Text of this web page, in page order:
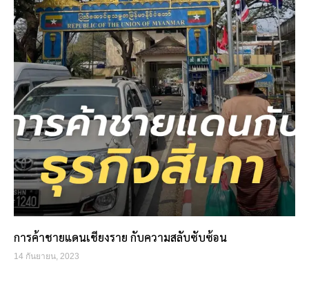
การค้าชายแดนเชียงราย กับความสลับซับซ้อน
14 กันยายน, 2023